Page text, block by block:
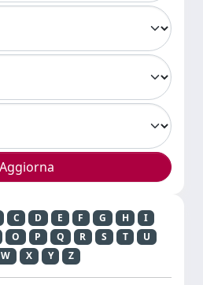
C D E F G H
I
O P Q R S T
U
W X Y Z